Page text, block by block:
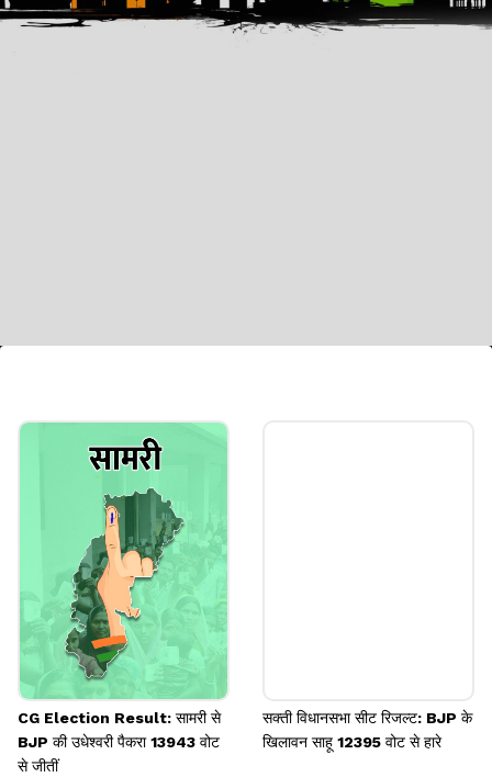
2008 के विधानसभा चुनाव में 164460 मतदाता थे। जो 2013
के चुनाव में 186729 मतदाता थे, जबकि 2018 के चुनाव में
Image credits: Adobe Stock
CG Election Result: सामरी से
BJP की उधेश्वरी पैकरा 13943 वोट
से जीतीं
सक्ती विधानसभा सीट रिजल्ट: BJP के
खिलावन साहू 12395 वोट से हारे